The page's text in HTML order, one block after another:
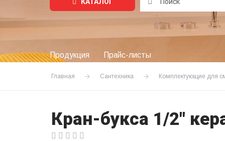
Подождите...
Продукция Прайс-листы
Главная Сантехника Комплектующие для
Кран-букса 1/2"